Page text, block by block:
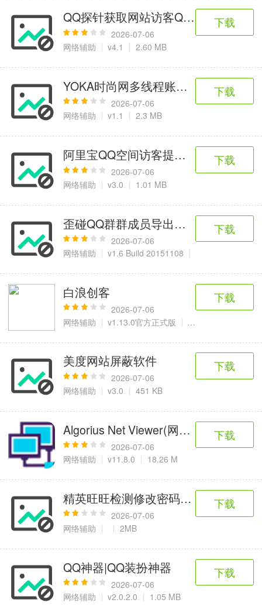
QQ探针获取网站访客QQ统计系统
2026-07-06
网络辅助
v4.1 2.60 MB
下载
YOKA时尚网多线程账号注册机
2026-07-06
网络辅助
v1.1 2.3 MB
下载
阿里宝QQ空间访客提取器
2026-07-06
网络辅助
v3.0 1.01 MB
下载
歪碰QQ群群成员导出工具模拟板
2026-07-06
网络辅助
v1.6 Build 20151108
下载
白浪创客
2026-07-06
网络辅助
v1.13.0官方正式版
下载
美度网站屏蔽软件
2026-07-06
网络辅助
v3.0 451 KB
下载
Algorius Net Viewer(网络监控软件)
2026-07-06
网络辅助
v11.8.0 18.26 M
下载
精英旺旺检测修改密码软件v1.5
2026-07-06
网络辅助
2MB
下载
QQ神器|QQ装扮神器
2026-07-06
网络辅助
v2.0.2.0 1.05 MB
下载